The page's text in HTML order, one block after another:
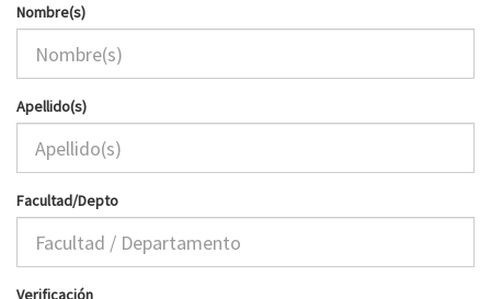
Nombre(s)
Apellido(s)
Facultad/Depto
Verificación